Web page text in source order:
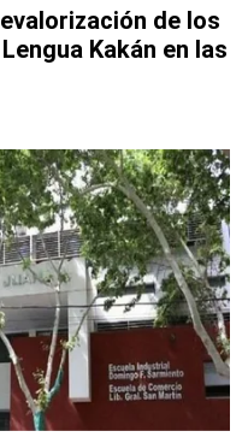
de los
Kakán en las